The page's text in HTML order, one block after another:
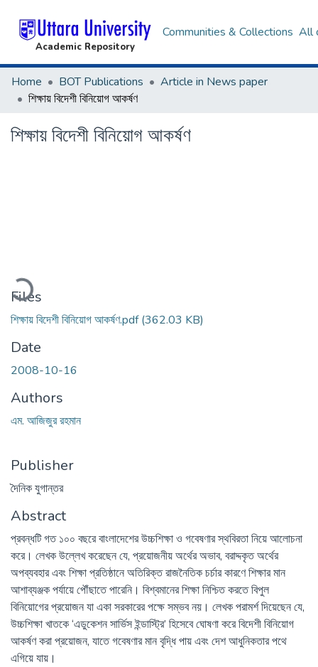
Academic Repository
Communities & Collections All
Home BOT Publications
Article in News paper
শিক্ষায় বিদেশী বিনিয়োগ আকর্ষণ
শিক্ষায় বিদেশী বিনিয়োগ আকর্ষণ
Files
শিক্ষায় বিদেশী বিনিয়োগ আকর্ষণ.pdf(362.03 KB)
Date
2008-10-16
Authors
এম. আজিজুর রহমান
Publisher
দৈনিক যুগান্তর
Abstract
প্রবন্ধটি গত ১০০ বছরে বাংলাদেশের উচ্চশিক্ষা ও গবেষণার স্থবিরতা নিয়ে আলোচনা
করে। লেখক উল্লেখ করেছেন যে, প্রয়োজনীয় অর্থের অভাব, বরাদ্দকৃত অর্থের
অপব্যবহার এবং শিক্ষা প্রতিষ্ঠানে অতিরিক্ত রাজনৈতিক চর্চার কারণে শিক্ষার মান
আশাব্যঞ্জক পর্যায়ে পৌঁছাতে পারেনি। বিশ্বমানের শিক্ষা নিশ্চিত করতে বিপুল
বিনিয়োগের প্রয়োজন যা একা সরকারের পক্ষে সম্ভব নয়। লেখক পরামর্শ দিয়েছেন যে,
উচ্চশিক্ষা খাতকে ‘এডুকেশন সার্ভিস ইন্ডাস্ট্রি’ হিসেবে ঘোষণা করে বিদেশী বিনিয়োগ
আকর্ষণ করা প্রয়োজন, যাতে গবেষণার মান বৃদ্ধি পায় এবং দেশ আধুনিকতার পথে
এগিয়ে যায়।